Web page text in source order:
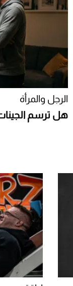
الرجل والمرأة
هل ترسم